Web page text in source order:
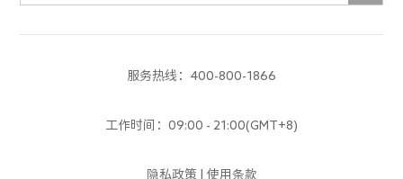
生态产品
服务热线：400-800-1866
工作时间：09:00 - 21:00(GMT+8)
隐私政策 使用条款